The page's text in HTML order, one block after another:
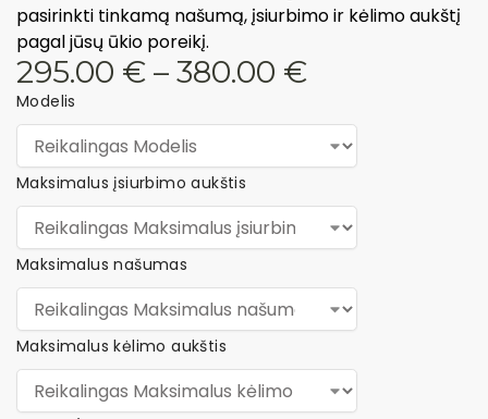
pasirinkti tinkamą našumą, įsiurbimo ir kėlimo aukštį
pagal jūsų ūkio poreikį.
295.00 € – 380.00 €
Modelis
Maksimalus įsiurbimo aukštis
Maksimalus našumas
Maksimalus kėlimo aukštis